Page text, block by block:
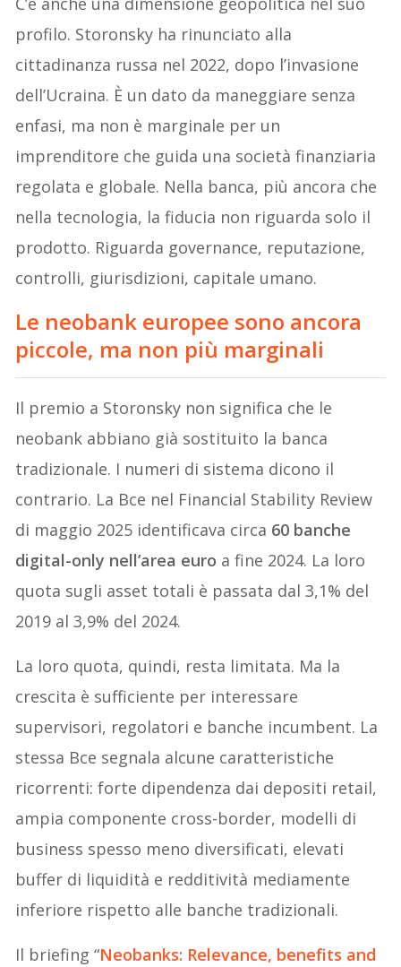
profilo. Storonsky ha rinunciato alla
cittadinanza russa nel 2022, dopo l’invasione
dell’Ucraina. È un dato da maneggiare senza
enfasi, ma non è marginale per un
imprenditore che guida una società finanziaria
regolata e globale. Nella banca, più ancora che
nella tecnologia, la fiducia non riguarda solo il
prodotto. Riguarda governance, reputazione,
controlli, giurisdizioni, capitale umano.
Le neobank europee sono ancora
piccole, ma non più marginali
Il premio a Storonsky non significa che le
neobank abbiano già sostituito la banca
tradizionale. I numeri di sistema dicono il
contrario. La Bce nel Financial Stability Review
di maggio 2025 identificava circa 60 banche
digital-only nell’area euro a fine 2024. La loro
quota sugli asset totali è passata dal 3,1% del
2019 al 3,9% del 2024.
La loro quota, quindi, resta limitata. Ma la
crescita è sufficiente per interessare
supervisori, regolatori e banche incumbent. La
stessa Bce segnala alcune caratteristiche
ricorrenti: forte dipendenza dai depositi retail,
ampia componente cross-border, modelli di
business spesso meno diversificati, elevati
buffer di liquidità e redditività mediamente
inferiore rispetto alle banche tradizionali.
Il briefing “Neobanks: Relevance, benefits and